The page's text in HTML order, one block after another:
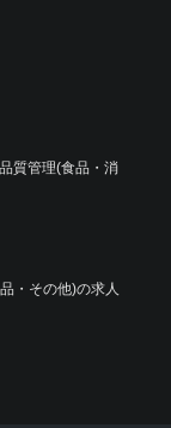
質管理(食品・消
・その他)の求人